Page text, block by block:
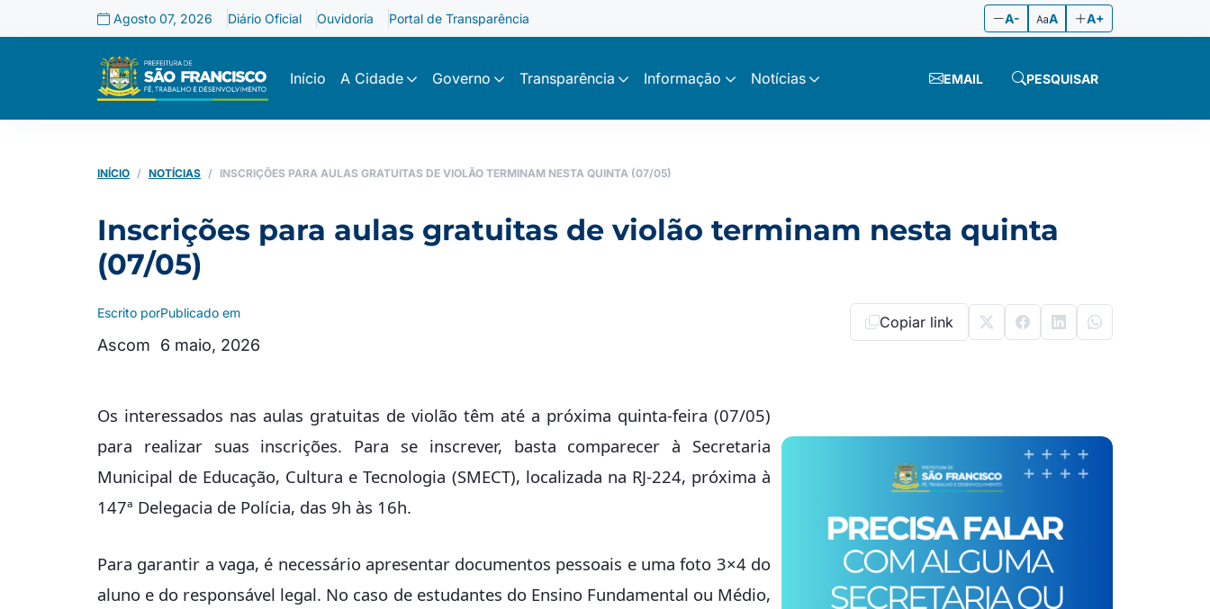
Agosto 07, 2026 Diário Oficial Ouvidoria Portal de Transparência A- A A+
Início A Cidade Governo Transparência Informação Notícias EMAIL PESQUISAR
INÍCIO NOTÍCIAS INSCRIÇÕES PARA AULAS GRATUITAS DE VIOLÃO TERMINAM NESTA QUINTA (07/05)
Inscrições para aulas gratuitas de violão terminam nesta quinta
(07/05)
Escrito por
Ascom
Publicado em
6 maio, 2026
Copiar link
Os interessados nas aulas gratuitas de violão têm até a próxima quinta-feira (07/05)
para realizar suas inscrições. Para se inscrever, basta comparecer à Secretaria
Municipal de Educação, Cultura e Tecnologia (SMECT), localizada na RJ-224, próxima à
147ª Delegacia de Polícia, das 9h às 16h.
Para garantir a vaga, é necessário apresentar documentos pessoais e uma foto 3×4 do
aluno e do responsável legal. No caso de estudantes do Ensino Fundamental ou Médio,